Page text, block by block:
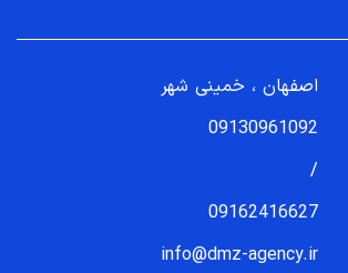
اصفهان ، خمینی شهر
09130961092
/
09162416627
info@dmz-agency.ir